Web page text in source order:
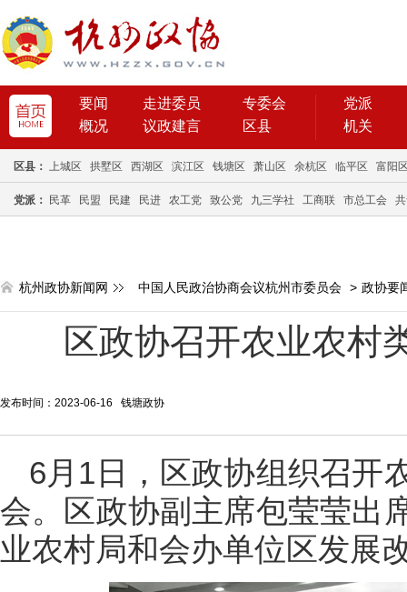
要闻 走进委员
专委会
概况
议政建言 区县
党派
机关
区县： 上城区 拱墅区 西湖区 滨江区 钱塘区 萧山区 余杭区 临平区 富阳
党派： 民革 民盟 民建 民进 农工党 致公党 九三学社 工商联 市总工会
杭州政协新闻网 中国人民政治协商会议杭州市委员会 > 政协要
区政协召开农业农村
发布时间：2023-06-16 钱塘政协
6月1日，区政协组织召开
会。区政协副主席包莹莹出
业农村局和会办单位区发展